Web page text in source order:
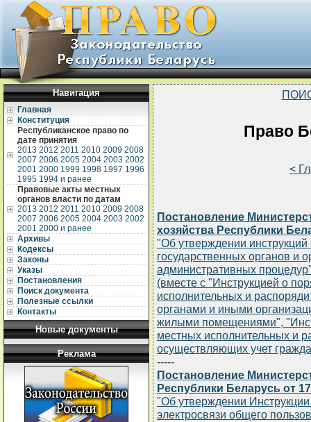
Навигация
Главная
Конституция
Республиканское право по
дате принятия
2013 2012 2011 2010 2009 2008
2007 2006 2005 2004 2003 2002
2001 2000 1999 1998 1997 1996
1995 1994 и ранее
Правовые акты местных
органов власти по датам
2013 2012 2011 2010 2009 2008
2007 2006 2005 2004 2003 2002
2001 2000 и ранее
Архивы
Кодексы
Законы
Указы
Постановления
Поиск документа
Полезные ссылки
Контакты
Новые документы
Реклама
Право
<
Постановление
хозяйства Республики
"Об утверждении
государственных органов и
административных
(вместе с "Инструкцией о
исполнительных и
органами и иными
жилыми помещениями",
местных исполнительных и
осуществляющих учет
-----
Постановление
Республики Беларусь от
"Об утверждении
электросвязи общего